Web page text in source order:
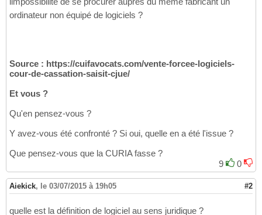
ordinateur non équipé de logiciels ?
Source : https://cuifavocats.com/vente-forcee-logiciels-
cour-de-cassation-saisit-cjue/
Et vous ?
Qu'en pensez-vous ?
Y avez-vous été confronté ? Si oui, quelle en a été l'issue ?
Que pensez-vous que la CURIA fasse ?
9
0
Aiekick, le 03/07/2015 à 19h05 #2
quelle est la définition de logiciel au sens juridique ?